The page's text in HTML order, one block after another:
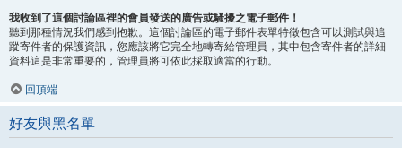
我收到了這個討論區裡的會員發送的廣告或騷擾之電子郵件！
聽到那種情況我們感到抱歉。這個討論區的電子郵件表單特徵包含可以測試與追
蹤寄件者的保護資訊，您應該將它完全地轉寄給管理員，其中包含寄件者的詳細
資料這是非常重要的，管理員將可依此採取適當的行動。
回頂端
好友與黑名單